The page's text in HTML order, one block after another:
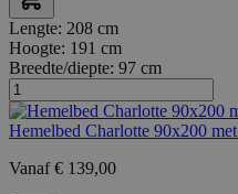
Lengte: 208 cm
Hoogte: 191 cm
Breedte/diepte: 97 cm
Hemelbed Charlotte 90x200
Vanaf € 139,00